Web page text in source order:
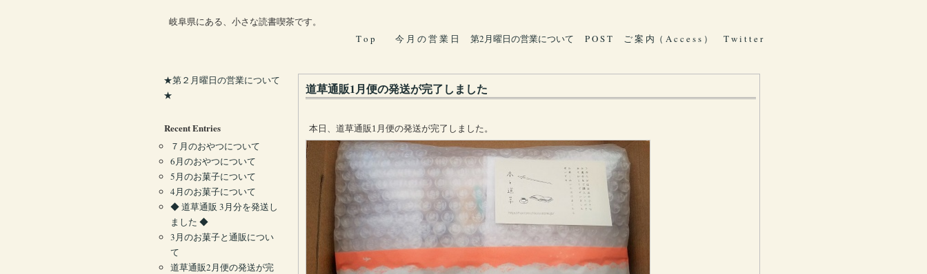
岐阜県にある、小さな読書喫茶です。
T o p
今 月 の 営 業 日 第2月曜日の営業について P O S T ご 案 内（ A c c e s s ） T w i t t e r
道草通販1月便の発送が完了しました
本日、道草通販1月便の発送が完了しました。
★第２月曜日の営業について
★
Recent Entries
７月のおやつについて
6月のおやつについて
5月のお菓子について
4月のお菓子について
◆ 道草通販 3月分を発送し
ました ◆
3月のお菓子と通販につい
て
道草通販2月便の発送が完